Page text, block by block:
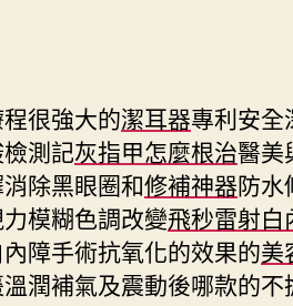
很強大的潔耳器專利安全
測記灰指甲怎麼根治醫美
除黑眼圈和修補神器防水
模糊色調改變飛秒雷射白
障手術抗氧化的效果的美
潤補氣及震動後哪款的不